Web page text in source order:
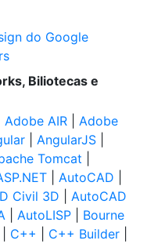
do Google
Biliotecas e
Adobe AIR
Adobe
AngularJS
Tomcat
AutoCAD
Civil 3D
AutoCAD
AutoLISP
Bourne
C++ C++ Builder